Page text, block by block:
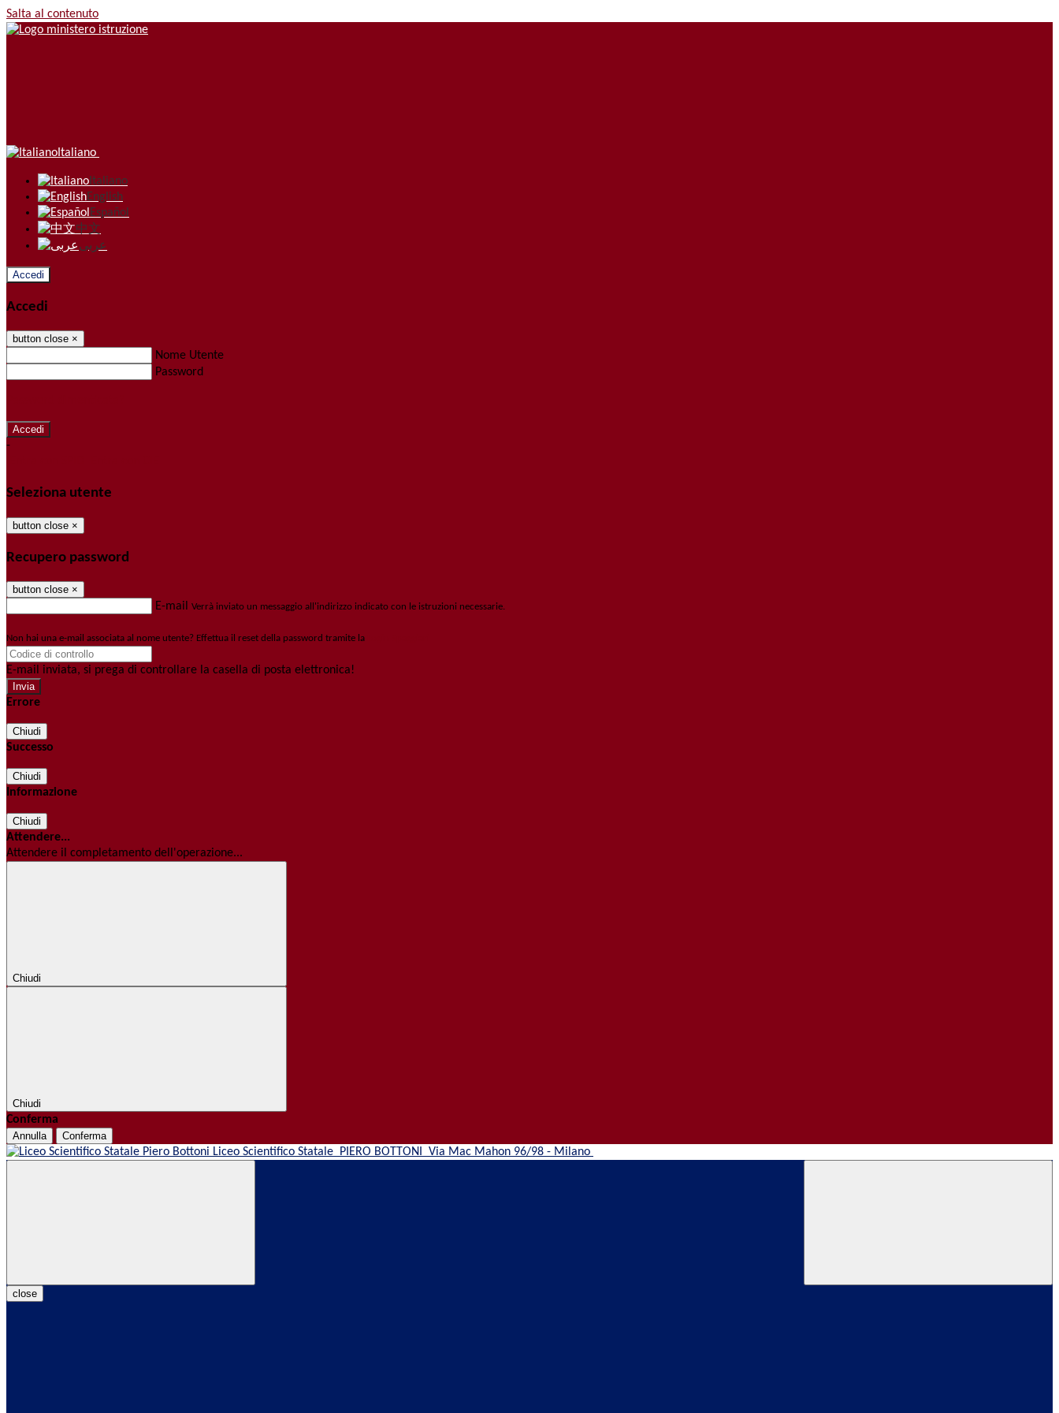
Salta al contenuto
Italiano
Italiano
English
Español
中文
عربى
Accedi
Accedi
button close ×
Nome Utente
Password
-
Seleziona utente
button close ×
Recupero password
button close ×
E-mail Verrà inviato un messaggio all'indirizzo indicato con le istruzioni necessarie.
Non hai una e-mail associata al nome utente? Effettua il reset della password tramite la
E-mail inviata, si prega di controllare la casella di posta elettronica!
Errore
Chiudi
Successo
Chiudi
Informazione
Chiudi
Attendere...
Attendere il completamento dell'operazione...
Chiudi
Chiudi
Conferma
Annulla Conferma
Liceo Scientifico Statale PIERO BOTTONI Via Mac Mahon 96/98 - Milano
close